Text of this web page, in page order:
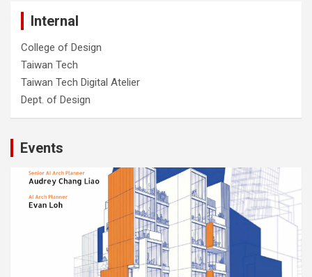
Internal
College of Design
Taiwan Tech
Taiwan Tech Digital Atelier
Dept. of Design
Events